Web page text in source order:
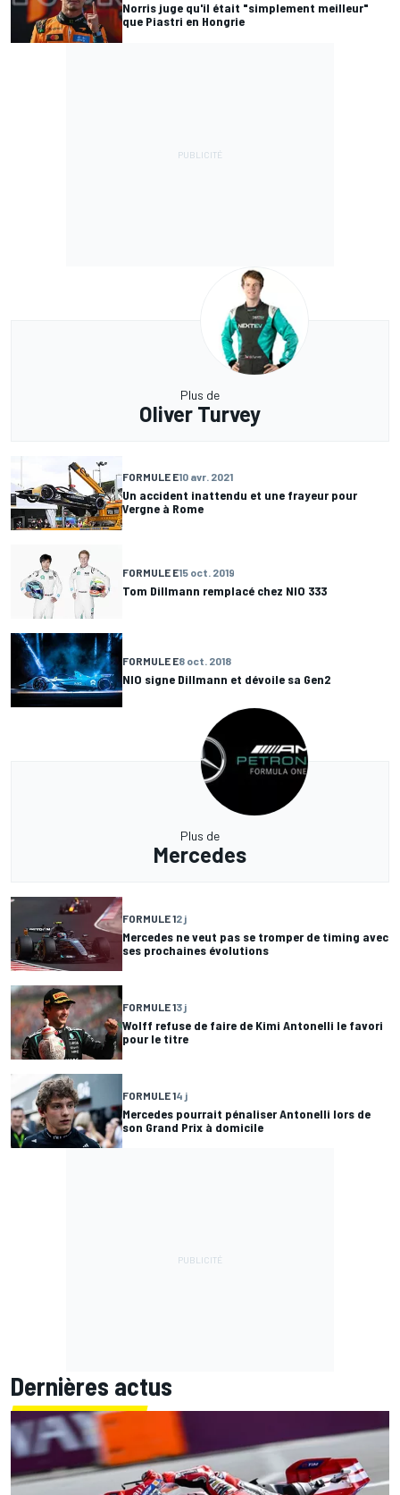
Norris juge qu'il était "simplement meilleur"
que Piastri en Hongrie
Plus de
Oliver Turvey
FORMULE E10 avr. 2021
Un accident inattendu et une frayeur pour
Vergne à Rome
FORMULE E15 oct. 2019
Tom Dillmann remplacé chez NIO 333
FORMULE E8 oct. 2018
NIO signe Dillmann et dévoile sa Gen2
Plus de
Mercedes
FORMULE 12 j
Mercedes ne veut pas se tromper de timing avec
ses prochaines évolutions
FORMULE 13 j
Wolff refuse de faire de Kimi Antonelli le favori
pour le titre
FORMULE 14 j
Mercedes pourrait pénaliser Antonelli lors de
son Grand Prix à domicile
Dernières actus